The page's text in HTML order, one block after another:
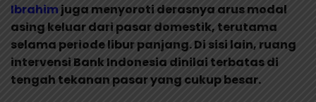
Ibrahimjuga menyoroti derasnya arus modal
asing keluar dari pasar domestik, terutama
selama periode libur panjang. Di sisi lain, ruang
intervensi Bank Indonesia dinilai terbatas di
tengah tekanan pasar yang cukup besar.